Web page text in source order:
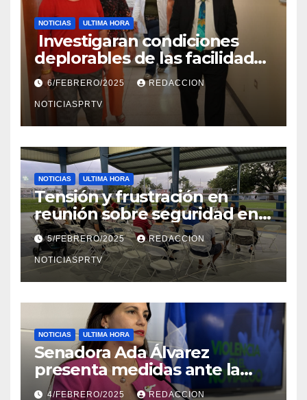
NOTICIAS ULTIMA HORA
Investigaran condiciones
deplorables de las facilidades
el Departamento de la Salud
en Mayagüez
6/FEBRERO/2025 REDACCION
NOTICIASPRTV
NOTICIAS ULTIMA HORA
Tensión y frustración en
reunión sobre seguridad en
Reparto Metropolitano
5/FEBRERO/2025 REDACCION
NOTICIASPRTV
NOTICIAS ULTIMA HORA
Senadora Ada Álvarez
presenta medidas ante la
violencia en el noviazgo
4/FEBRERO/2025 REDACCION